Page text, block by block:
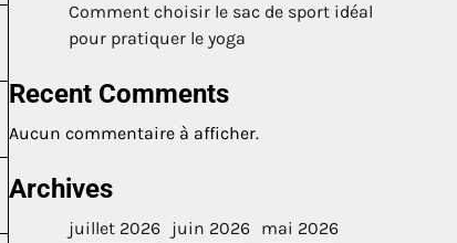
Comment choisir le sac de sport idéal
pour pratiquer le yoga
Recent Comments
Aucun commentaire à afficher.
Archives
juillet 2026 juin 2026 mai 2026